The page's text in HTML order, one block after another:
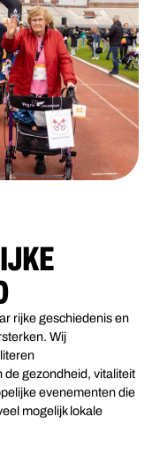
rijke geschiedenis en
Wij
gezondheid, vitaliteit
evenementen die
mogelijk lokale